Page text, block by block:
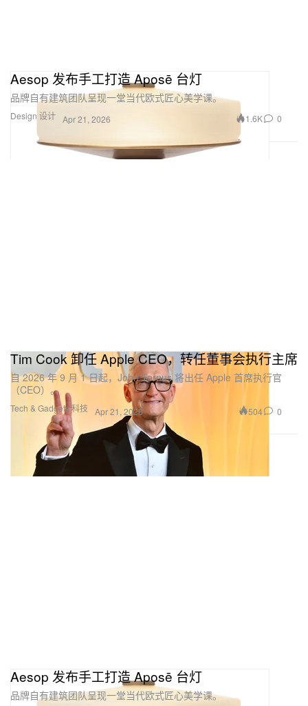
Design 设计
Aesop 发布手工打造 Aposē 台灯
品牌自有建筑团队呈现一堂当代欧式匠心美学课。
Apr 21, 2026 1.6K 0
Tech & Gadgets 科技
Tim Cook 卸任 Apple CEO，转任董事会执行主席
自 2026 年 9 月 1 日起，John Ternus 将出任 Apple 首席执行官
（CEO）。
Apr 21, 2026 504 0
Aesop 发布手工打造 Aposē 台灯
品牌自有建筑团队呈现一堂当代欧式匠心美学课。